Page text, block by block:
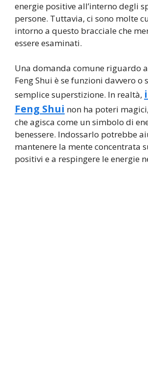
energie positive all’interno degli
persone. Tuttavia, ci sono molte
intorno a questo bracciale che
essere esaminati.
Una domanda comune riguardo
Feng Shui è se funzioni davvero o
semplice superstizione. In realtà,
Feng Shui non ha poteri
che agisca come un simbolo di
benessere. Indossarlo potrebbe
mantenere la mente concentrata
positivi e a respingere le energie